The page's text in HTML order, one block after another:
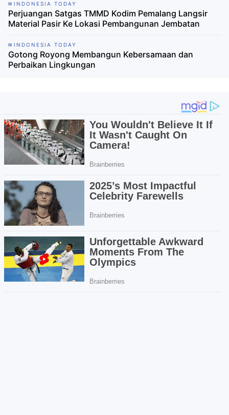
INDONESIA TODAY
Perjuangan Satgas TMMD Kodim Pemalang Langsir
Material Pasir Ke Lokasi Pembangunan Jembatan
INDONESIA TODAY
Gotong Royong Membangun Kebersamaan dan
Perbaikan Lingkungan